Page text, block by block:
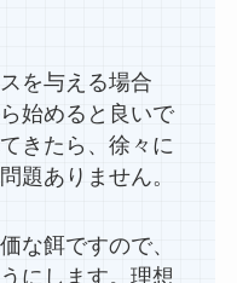
を与える場合
始めると良いで
きたら、徐々に
題ありません。
な餌ですので、
にします。理想